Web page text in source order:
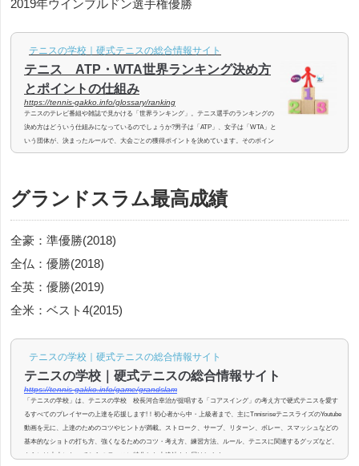
2019年ウインブルドン選手権優勝
テニスの学校｜硬式テニスの総合情報サイト
テニス ATP・WTA世界ランキング決め方
とポイントの仕組み
https://tennis-gakko.info/glossary/ranking
テニスのテレビ番組や雑誌で見かける「世界ランキング」。テニス選手のランキングの
決め方はどういう仕組みになっているのでしょうか?男子は「ATP」、女子は「WTA」と
いう団体が、決まったルールで、大会ごとの獲得ポイントを決めています。そのポイン
トを足したり引いたりして、ランキングを決定し、毎週発表しています。今回はこの
イントの計算の仕組みを理解するこ...
グランドスラム最高成績
全豪：準優勝(2018)
全仏：優勝(2018)
全英：優勝(2019)
全米：ベスト4(2015)
テニスの学校｜硬式テニスの総合情報サイト
テニスの学校｜硬式テニスの総合情報サイト
https://tennis-gakko.info/game/grandslam
「テニスの学校」は、テニスの学校 校長河合幸治が提唱する「コアスイング」の考え方で硬式テニスを愛す
るすべてのプレイヤーの上達を応援します!！初心者から中・上級者まで、主にTnnisriseテニスライズのYoutube
動画を元に、上達のためのコツやヒントが満載。ストローク、サーブ、リターン、ボレー、スマッシュなどの
基本的なショトの打ち方、強くなるためのコツ・考え方、練習方法、ルール、テニスに関連するグッズなど、
さらには大人になってからのテニスに特化した上達法もお届けします。